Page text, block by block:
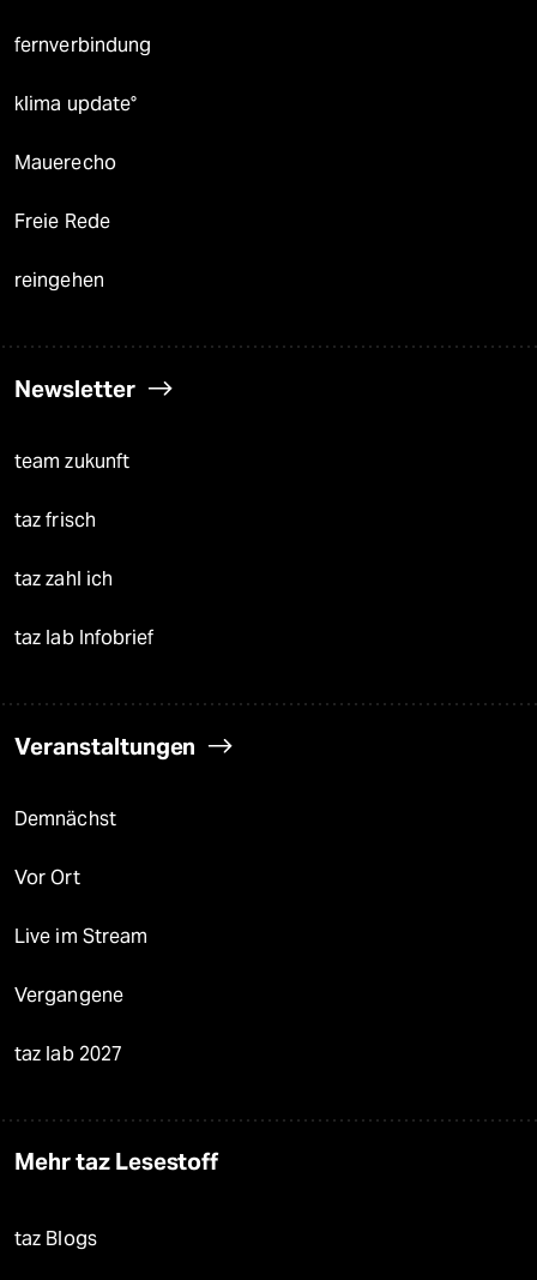
fernverbindung
klima update°
Mauerecho
Freie Rede
reingehen
Newsletter
team zukunft
taz frisch
taz zahl ich
taz lab Infobrief
Veranstaltungen
Demnächst
Vor Ort
Live im Stream
Vergangene
taz lab 2027
Mehr taz Lesestoff
taz Blogs